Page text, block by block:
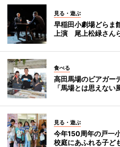
見る・遊ぶ
早稲田小劇場どらま
上演 尾上松緑さん
食べる
高田馬場のビアガ
「馬場とは思えない
見る・遊ぶ
今年150周年の戸一
校庭にあふれる子ど